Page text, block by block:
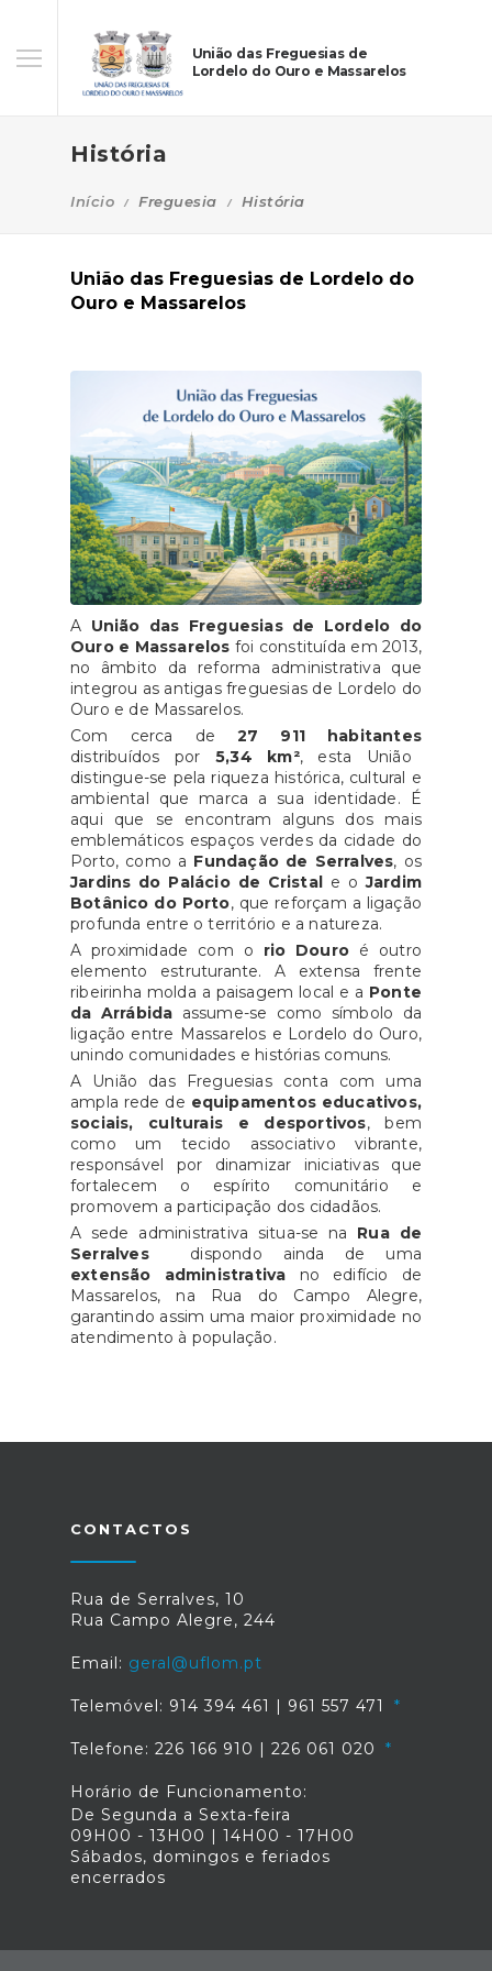
União das Freguesias de
Lordelo do Ouro e Massarelos
História
Início Freguesia História
União das Freguesias de Lordelo do
Ouro e Massarelos
A União das Freguesias de Lordelo do
Ouro e Massarelos foi constituída em 2013,
no âmbito da reforma administrativa que
integrou as antigas freguesias de Lordelo do
Ouro e de Massarelos.
Com cerca de 27 911 habitantes
distribuídos por 5,34 km², esta União
distingue-se pela riqueza histórica, cultural e
ambiental que marca a sua identidade. É
aqui que se encontram alguns dos mais
emblemáticos espaços verdes da cidade do
Porto, como a Fundação de Serralves, os
Jardins do Palácio de Cristal
e oJardim
Botânico do Porto, que reforçam a ligação
profunda entre o território e a natureza.
A proximidade com o rio Douro é outro
elemento estruturante. A extensa frente
ribeirinha molda a paisagem local e a Ponte
da Arrábida assume-se como símbolo da
ligação entre Massarelos e Lordelo do Ouro,
unindo comunidades e histórias comuns.
A União das Freguesias conta com uma
ampla rede de equipamentos educativos,
sociais, culturais e desportivos, bem
como um tecido associativo vibrante,
responsável por dinamizar iniciativas que
fortalecem o espírito comunitário e
promovem a participação dos cidadãos.
A sede administrativa situa-se na Rua de
Serralves
dispondo ainda de uma
extensão administrativa no edifício de
Massarelos, na Rua do Campo Alegre,
garantindo assim uma maior proximidade no
atendimento à população.
CONTACTOS
Rua de Serralves, 10
Rua Campo Alegre, 244
Email: geral@uflom.pt
Telemóvel: 914 394 461 | 961 557 471
Telefone: 226 166 910 | 226 061 020
Horário de Funcionamento:
De Segunda a Sexta-feira
09H00 - 13H00 | 14H00 - 17H00
Sábados, domingos e feriados
encerrados